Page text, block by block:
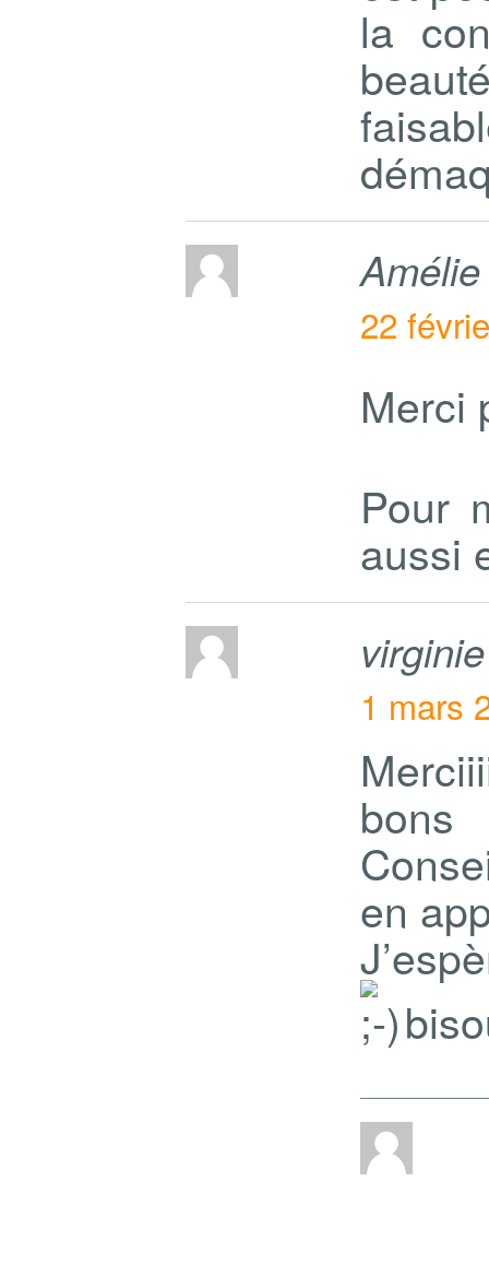
la
22
Merci
Pour
aussi
virginie
1 mars
bons
en